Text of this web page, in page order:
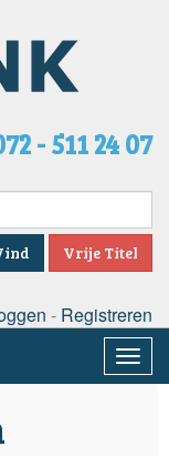
- 511 24 07
Vrije Titel
- Registreren